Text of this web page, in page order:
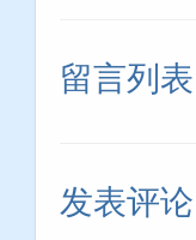
留言列表
发表评论